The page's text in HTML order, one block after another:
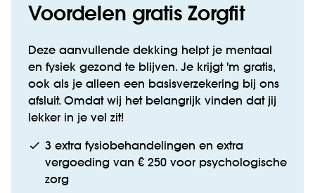
Voordelen gratis Zorgfit
Deze aanvullende dekking helpt je mentaal
en fysiek gezond te blijven. Je krijgt 'm gratis,
ook als je alleen een basisverzekering bij ons
afsluit. Omdat wij het belangrijk vinden dat jij
lekker in je vel zit!
3 extra fysiobehandelingen en extra
vergoeding van € 250 voor psychologische
zorg